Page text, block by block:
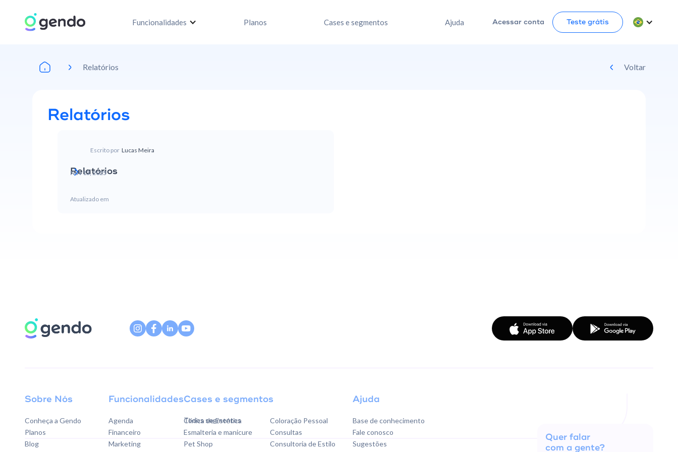
Funcionalidades Planos Cases e segmentos Ajuda Acessar conta Teste grátis
Relatórios Voltar
Relatórios
Lucas Meira
Escrito por
Relatórios
Atualizado em
Nov 13, 2025
Sobre Nós
Conheça a Gendo
Planos
Blog
Funcionalidades
Agenda
Financeiro
Marketing
Cases e segmentos
Todos segmentos
Clínica de Estética
Esmalteria e manicure
Pet Shop
Coloração Pessoal
Consultas
Consultoria de Estilo
Ajuda
Base de conhecimento
Fale conosco
Sugestões
Quer falar
com a gente?